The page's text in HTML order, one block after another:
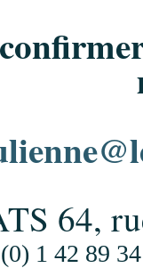
64,
1 42 89